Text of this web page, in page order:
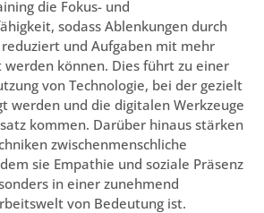
die Fokus- und
sodass Ablenkungen durch
und Aufgaben mit mehr
können. Dies führt zu einer
von Technologie, bei der gezielt
werden und die digitalen Werkzeuge
kommen. Darüber hinaus stärken
zwischenmenschliche
sie Empathie und soziale Präsenz
in einer zunehmend
von Bedeutung ist.